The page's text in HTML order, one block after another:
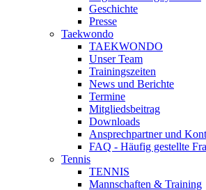
Geschichte
Presse
Taekwondo
TAEKWONDO
Unser Team
Trainingszeiten
News und Berichte
Termine
Mitgliedsbeitrag
Downloads
Ansprechpartner und
FAQ - Häufig gestellte
Tennis
TENNIS
Mannschaften & Training